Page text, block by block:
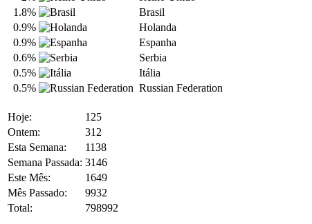
1.8%
Brasil
0.9%
Holanda
0.9%
Espanha
0.6%
Serbia
0.5%
Itália
0.5%
Russian Federation
Hoje:
125
Ontem:
312
Esta Semana:
1138
Semana Passada: 3146
Este Mês:
1649
Mês Passado:
9932
Total:
798992